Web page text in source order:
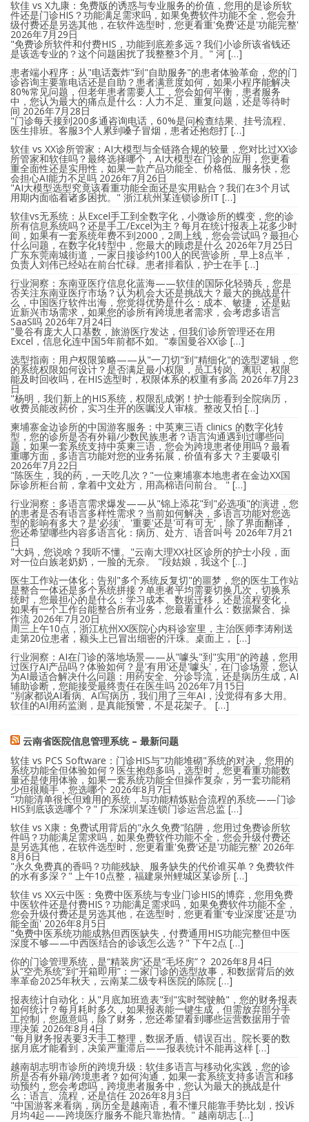
软佳 vs X九康：免费版的诱惑与专业服务的价值，您用的是诊所软
件还是门诊HIS？功能满足需求吗，如果免费软件功能不全，您会升
级付费还是另选其他，在软件选型时，您更看重'免费'还是'功能完整'
2026年7月29日
"免费诊所软件和付费HIS，功能到底差多远？我们小诊所该省钱还
是该选专业的？这个问题困扰了我整整3个月。" 河 […]
患者端小程序：从"电话轰炸"到"自助服务"的患者体验革命，您的门
诊咨询主要靠电话还是自助？患者满意度如何，如果小程序能解决
80%常见问题，但老年患者需要人工，您会如何平衡，患者服务
中，您认为最大的痛点是什么：人力不足、重复问题，还是等待时
间 2026年7月28日
"门诊每天接到200多通咨询电话，60%是问检查结果、挂号流程、
医生排班。客服3个人累到嗓子冒烟，患者还抱怨打 […]
软佳 vs XX诊所管家：AI大模型与全链路合规的较量，您对比过XX诊
所管家和软佳吗？最终选择哪个，AI大模型在门诊的应用，您更看
重全面性还是实用性，如果一款产品功能全、价格低、服务快，您
会担心AI能力不足吗 2026年7月26日
"AI大模型选型究竟该看重功能全面还是实用贴合？我们在3个月试
用期内面临着诸多困扰。" 浙江杭州某连锁诊所IT […]
软佳vs无系统：从Excel手工到全数字化，小微诊所的蝶变，您的诊
所有信息系统吗？还是手工/Excel为主？每月在统计报表上花多少时
间，如果有一套系统年费不到2000，2周上线，您会尝试吗？最担心
什么问题，在数字化转型中，您最大的顾虑是什么 2026年7月25日
广东东莞南城街道，一家日接诊约100人的民营诊所，早上8点半，
负责人刘伟已经站在前台忙碌。患者排着队，护士在手 […]
行业洞察：东南亚医疗信息化蓝海——软佳的国际化轻骑兵，您是
否关注东南亚医疗市场？认为机会大还是挑战大？最大的挑战是什
么，中国医疗软件出海，您觉得优势是什么：成本、敏捷，还是贴
近新兴市场需求，如果您的诊所有跨境患者需求，会考虑多语言
SaaS吗 2026年7月24日
"曼谷有庞大人口基数，旅游医疗发达，但我们诊所管理还在用
Excel，信息化连中国5年前都不如。"泰国曼谷XX诊 […]
选型指南：用户权限策略——从"一刀切"到"精细化"的选型逻辑，您
的系统权限如何设计？是否满足最小权限，员工转岗、离职，权限
能及时回收吗，在HIS选型时，权限体系的权重有多高 2026年7月23
日
"杨明，我们新上的HIS系统，权限乱成粥！护士能看到全院病历，
收费员能改药价，实习生开的医嘱没人审核。整改又怕 […]
柬埔寨金边诊所的中国游客服务：中英柬三语 clinics 的数字化转
型，您的诊所是否有外籍/少数民族患者？语言沟通遇到过哪些问
题，如果一套系统支持中英柬三语，您会为跨境患者使用吗？最看
重哪方面，多语言功能对您的业务拓展，价值有多大？主要吸引
2026年7月22日
"陈医生，我的药，一天吃几次？"一位柬埔寨本地患者在金边XX国
际诊所柜台前，拿着中文处方，用高棉语问前台。 " […]
行业洞察：多语言需求爆发——从"锦上添花"到"必选项"的演进，您
的患者是否有语言多样性需求？当前如何解决，多语言功能对您选
型的影响有多大？是'必须'、'重要'还是'可有可无'，除了界面翻译，
您还希望哪些内容多语言化：病历、处方、语音叫号 2026年7月21
日
"大妈，您说啥？我听不懂。"云南大理XX社区诊所的护士小段，面
对一位白族老奶奶，一脸的无奈。 "段姑娘，我这个 […]
医生工作站一体化：告别"多个系统反复切"的噩梦，您的医生工作站
是整合一体还是多个系统拼接？单患者平均需要切换几次，切换系
统时，您最担心的是什么：学习成本、数据迁移，还是流程变化，
如果有一个工作台能整合所有业务，您最看重什么：数据聚合、操
作流 2026年7月20日
周三上午10点，浙江杭州XX医院心内科诊室里，主治医师李涛刚送
走第20位患者，额头上已冒出细密的汗珠。桌面上， […]
行业洞察：AI在门诊的落地场景——从"噱头"到"实用"的跨越，您用
过医疗AI产品吗？体验如何？是'有用'还是'噱头'，在门诊场景，您认
为AI最适合解决什么问题：用药安全、分诊导流，还是病历生成，AI
辅助诊断，您能接受最终责任在医生吗 2026年7月15日
"别家都说AI看病、AI写病历，我们用了三年AI，没觉得有多大用。
软佳的AI用药监测，是真能预警，不是花架子。 […]
云南省医院信息管理系统 – 最新问题
软佳 vs PCS Software：门诊HIS与"功能堆砌"系统的对决，您用的
系统功能全但体验如何？医生抱怨多吗，选型时，您更看重功能数
量还是使用体验，如果一套系统功能全但操作复杂，另一套功能稍
少但很顺手，您选哪个 2026年8月7日
"功能清单很长但难用的系统，与功能精炼贴合流程的系统——门诊
HIS到底该选哪个？" 广东深圳某连锁门诊运营总监 […]
软佳 vs X康：免费试用背后的"永久免费"陷阱，您用过免费诊所软
件吗？功能满足需求吗，如果免费软件功能不全，您会升级付费还
是另选其他，在软件选型时，您更看重'免费'还是'功能完整' 2026年
8月6日
"永久免费真的香吗？功能残缺、服务缺失的代价谁买单？免费软件
的水有多深？" 上午10点整，福建泉州鲤城区某诊所 […]
软佳 vs XX云中医：免费中医系统与专业门诊HIS的博弈，您用免费
中医软件还是付费HIS？功能满足需求吗，如果免费软件功能不全，
您会升级付费还是另选其他，在选型时，您更看重'专业深度'还是'功
能全面' 2026年8月5日
"免费中医系统功能成熟但西医缺失，付费通用HIS功能完整但中医
深度不够——中西医结合的诊该怎么选？" 下午2点 […]
你的门诊管理系统，是“精装房”还是“毛坯房”？ 2026年8月4日
从“空壳系统”到“开箱即用”：一家门诊的选型故事，和数据背后的效
率革命2025年秋天，云南某二级专科医院的陈院 […]
报表统计自动化：从"月底加班造表"到"实时驾驶舱"，您的财务报表
如何统计？每月耗时多久，如果报表能一键生成，但需放弃部分手
工控制，您愿意吗，除了财务，您还希望看到哪些运营数据用于管
理决策 2026年8月4日
"每月财务报表要3天手工整理，数据矛盾、错误百出。院长要的数
据月底才能看到，决策严重滞后——报表统计不能再这样 […]
越南胡志明市诊所的跨境升级：软佳多语言与移动化实践，您的诊
所是否有外籍/跨境患者？如何沟通，如果一套系统支持多语言和移
动预约，您会考虑吗，跨境患者服务中，您认为最大的挑战是什
么：语言、流程，还是信任 2026年8月3日
"中国游客来看病，病历全是越南语，看不懂只能靠手势比划，投诉
月均4起——跨境医疗服务不能只靠热情。" 越南胡志 […]